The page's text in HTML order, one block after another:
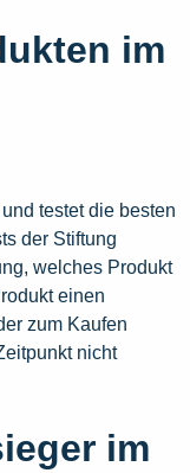
im
testet die besten
der Stiftung
welches Produkt
einen
zum Kaufen
nicht
im